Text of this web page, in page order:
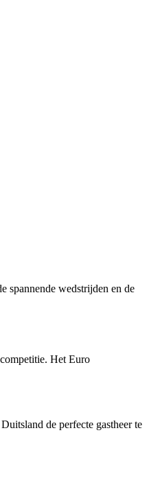
spannende wedstrijden en de
Het Euro
de perfecte gastheer te